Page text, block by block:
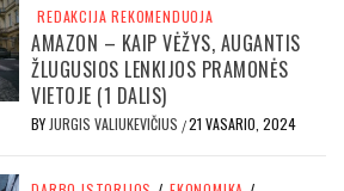
REDAKCIJA REKOMENDUOJA
AMAZON – KAIP VĖŽYS, AUGANTIS
ŽLUGUSIOS LENKIJOS PRAMONĖS
VIETOJE (1 DALIS)
BY JURGIS VALIUKEVIČIUS /21 VASARIO, 2024